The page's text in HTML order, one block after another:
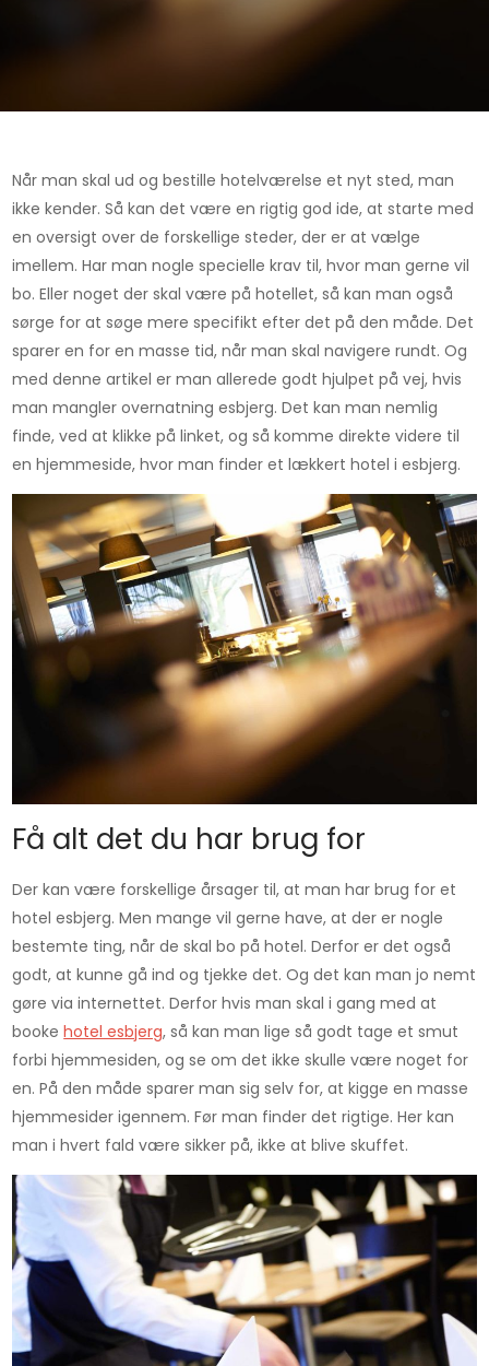
Når man skal ud og bestille hotelværelse et nyt sted, man
ikke kender. Så kan det være en rigtig god ide, at starte med
en oversigt over de forskellige steder, der er at vælge
imellem. Har man nogle specielle krav til, hvor man gerne vil
bo. Eller noget der skal være på hotellet, så kan man også
sørge for at søge mere specifikt efter det på den måde. Det
sparer en for en masse tid, når man skal navigere rundt. Og
med denne artikel er man allerede godt hjulpet på vej, hvis
man mangler overnatning esbjerg. Det kan man nemlig
finde, ved at klikke på linket, og så komme direkte videre til
en hjemmeside, hvor man finder et lækkert hotel i esbjerg.
Få alt det du har brug for
Der kan være forskellige årsager til, at man har brug for et
hotel esbjerg. Men mange vil gerne have, at der er nogle
bestemte ting, når de skal bo på hotel. Derfor er det også
godt, at kunne gå ind og tjekke det. Og det kan man jo nemt
gøre via internettet. Derfor hvis man skal i gang med at
bookehotel esbjerg, så kan man lige så godt tage et smut
forbi hjemmesiden, og se om det ikke skulle være noget for
en. På den måde sparer man sig selv for, at kigge en masse
hjemmesider igennem. Før man finder det rigtige. Her kan
man i hvert fald være sikker på, ikke at blive skuffet.